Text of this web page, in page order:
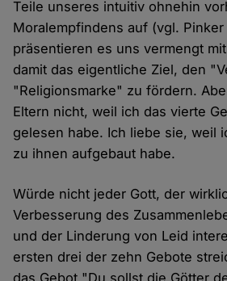
Teile unseres intuitiv ohnehin
Moralempfindens auf (vgl.
präsentieren es uns vermengt
damit das eigentliche Ziel, den
"Religionsmarke" zu fördern.
Eltern nicht, weil ich das vierte
gelesen habe. Ich liebe sie, weil
zu ihnen aufgebaut habe.
Würde nicht jeder Gott, der
Verbesserung des
und der Linderung von Leid
ersten drei der zehn Gebote